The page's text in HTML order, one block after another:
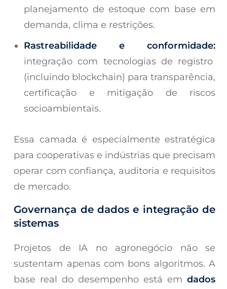
planejamento de estoque com base em
demanda, clima e restrições.
Rastreabilidade e conformidade:
integração com tecnologias de registro
(incluindo blockchain) para transparência,
certificação e mitigação de riscos
socioambientais.
Essa camada é especialmente estratégica
para cooperativas e indústrias que precisam
operar com confiança, auditoria e requisitos
de mercado.
Governança de dados e integração de
sistemas
Projetos de IA no agronegócio não se
sustentam apenas com bons algoritmos. A
base real do desempenho está emdados